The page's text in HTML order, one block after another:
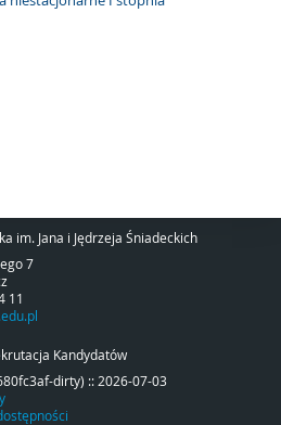
im. Jana i Jędrzeja Śniadeckich
7
11
Kandydatów
dirty) :: 2026-07-03